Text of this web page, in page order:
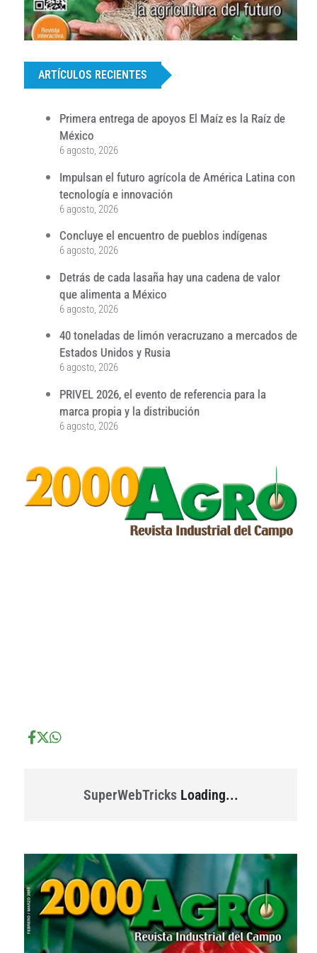
ARTÍCULOS RECIENTES
Primera entrega de apoyos El Maíz es la Raíz de
México
6 agosto, 2026
Impulsan el futuro agrícola de América Latina con
tecnología e innovación
6 agosto, 2026
Concluye el encuentro de pueblos indígenas
6 agosto, 2026
Detrás de cada lasaña hay una cadena de valor
que alimenta a México
6 agosto, 2026
40 toneladas de limón veracruzano a mercados de
Estados Unidos y Rusia
6 agosto, 2026
PRIVEL 2026, el evento de referencia para la
marca propia y la distribución
6 agosto, 2026
SuperWebTricksLoading...